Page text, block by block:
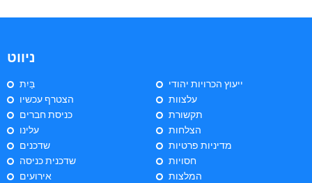
ניווט
בַּיִת
הצטרף עכשיו
כניסת חברים
עלינו
שדכנים
שדכנית כניסה
אירועים
ייעוץ הכרויות יהודי
עלצוות
תקשורת
הצלחות
מדיניות פרטיות
חסויות
המלצות